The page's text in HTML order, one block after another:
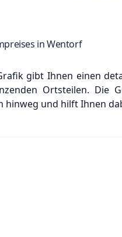
in Wentorf
gibt Ihnen einen
Ortsteilen. Die
hinweg und hilft Ihnen